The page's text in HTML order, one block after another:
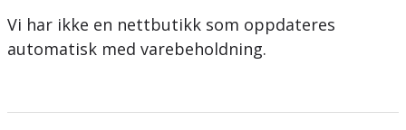
Vi har ikke en nettbutikk som oppdateres
automatisk med varebeholdning.